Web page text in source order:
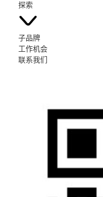
探索
子品牌
工作机会
联系我们